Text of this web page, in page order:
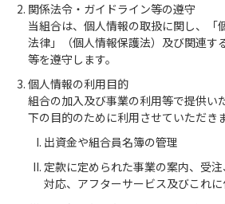
関係法令・ガイドライン等の遵守
当組合は、個人情報の取扱に関し、「
法律」（個人情報保護法）及び関連す
等を遵守します。
個人情報の利用目的
組合の加入及び事業の利用等で提供い
下の目的のために利用させていただきま
出資金や組合員名簿の管理
定款に定められた事業の案内、受
対応、アフターサービス及びこれ